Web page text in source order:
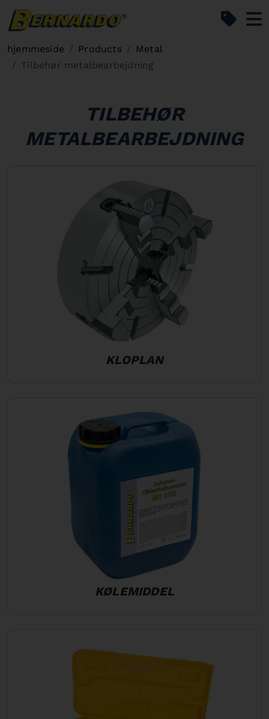
hjemmeside Products
Metal
Tilbehør metalbearbejdning
TILBEHØR
METALBEARBEJDNING
KLOPLAN
KØLEMIDDEL